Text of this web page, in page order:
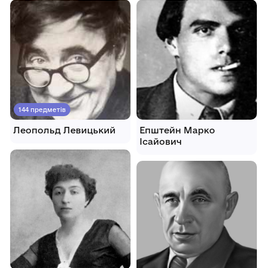
144 предметів
Леопольд Левицький
Епштейн Марко
Ісайович